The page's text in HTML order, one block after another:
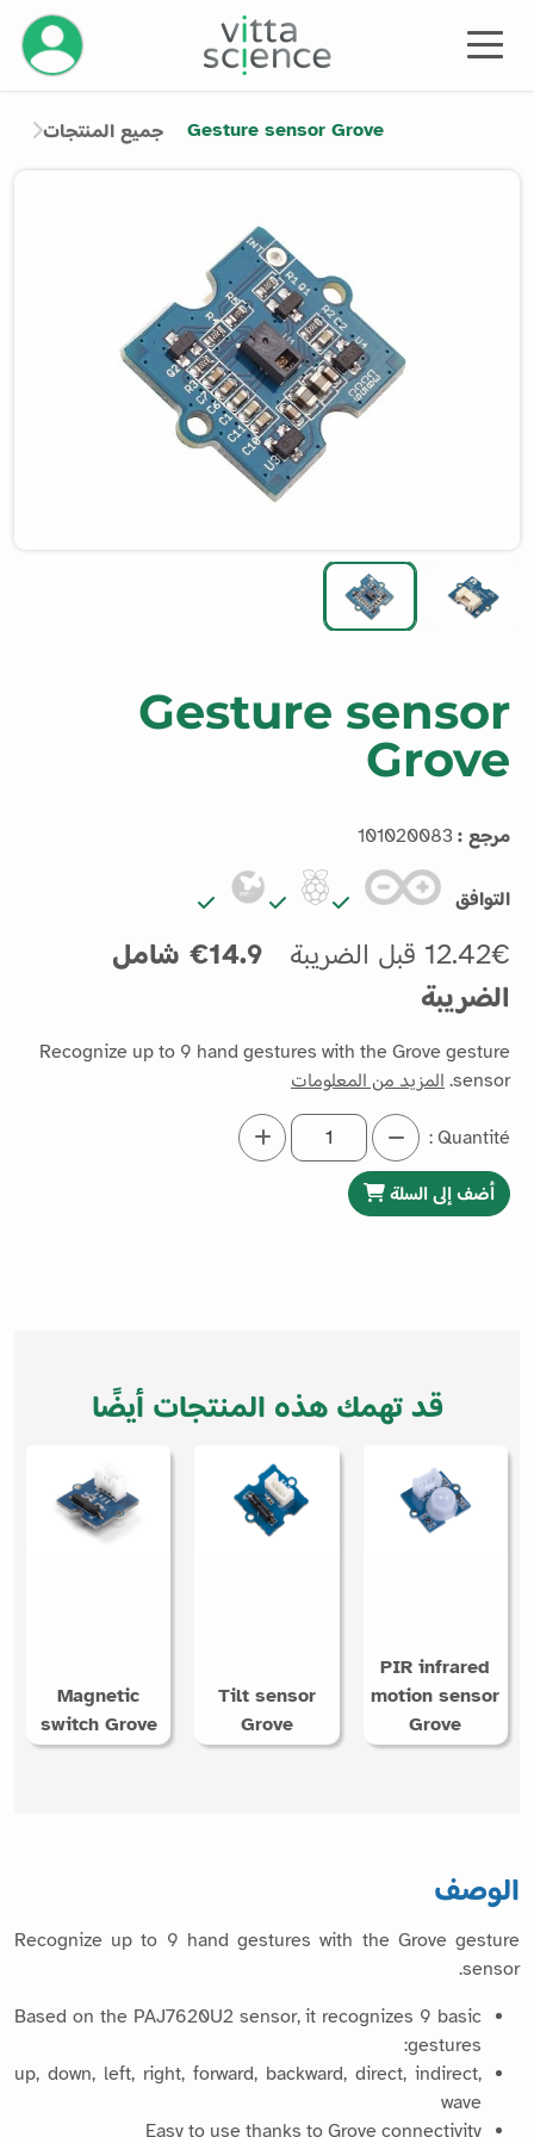
إدارة
جميع المنتجات Gesture sensor Grove
Gesture sensor
Grove
مرجع :
التوافق
12.42€ قبل الضريبة
14.9€ شامل
الضريبة
Recognize up to 9 hand gestures with the Grove gesture
sensor. المزيد من المعلومات
Quantité :
أضف إلى السلة
قد تهمك هذه المنتجات أيضًا
PIR infrared
motion sensor
Grove
Tilt sensor
Grove
Magnetic
switch Grove
الوصف
Recognize up to 9 hand gestures with the Grove gesture
sensor.
Based on the PAJ7620U2 sensor, it recognizes 9 basic
gestures:
up, down, left, right, forward, backward, direct, indirect,
wave
Easy to use thanks to Grove connectivity